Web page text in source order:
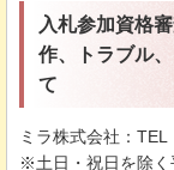
入札参加資格
作、トラブル
て
ミラ株式会社：
※土日・祝日を除く